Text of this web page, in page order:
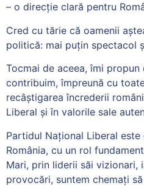
– o direcție clară pentru
Cred cu tărie că oamenii
politică: mai puțin spectacol
Tocmai de aceea, îmi
contribuim, împreună cu
recâștigarea încrederii
Liberal și în valorile sale
Partidul Național Liberal
România, cu un rol
Mari, prin liderii săi vizionari,
provocări, suntem chemați